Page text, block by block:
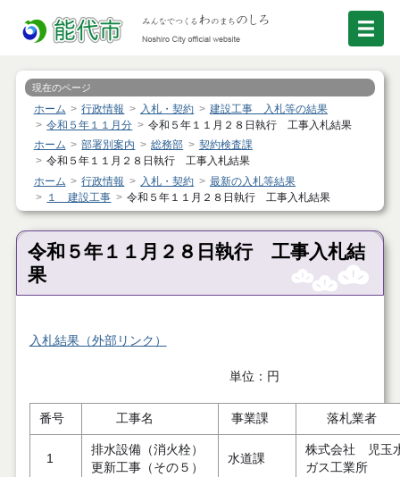
現在のページ
ホーム 行政情報 入札・契約
建設工事 入札等の結果
令和５年１１月分
令和５年１１月２８日執行 工事入札結果
ホーム
部署別案内 総務部
契約検査課
令和５年１１月２８日執行 工事入札結果
ホーム
行政情報 入札・契約
最新の入札等結果
１ 建設工事
令和５年１１月２８日執行 工事入札結果
令和５年１１月２８日執行 工事入札結
果
入札結果（外部リンク）
単位：円
番号 工事名 事業課 落札業者
1
排水設備（消火栓）
更新工事（その５）
水道課
株式会社 児玉
ガス工業所